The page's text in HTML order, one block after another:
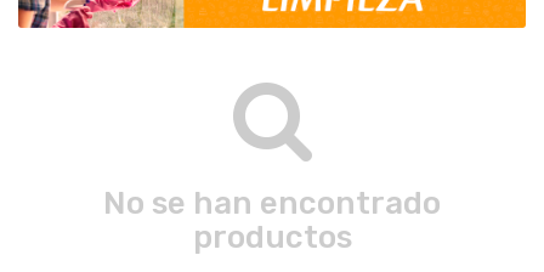
No se han encontrado
productos